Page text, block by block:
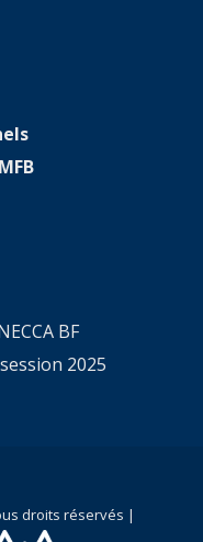
BF
2025
droits réservés |